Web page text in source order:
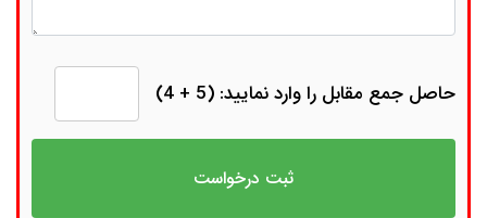
حاصل جمع مقابل را وارد نمایید: (5 + 4)